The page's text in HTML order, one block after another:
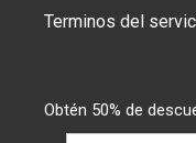
Terminos del
Obtén 50% de